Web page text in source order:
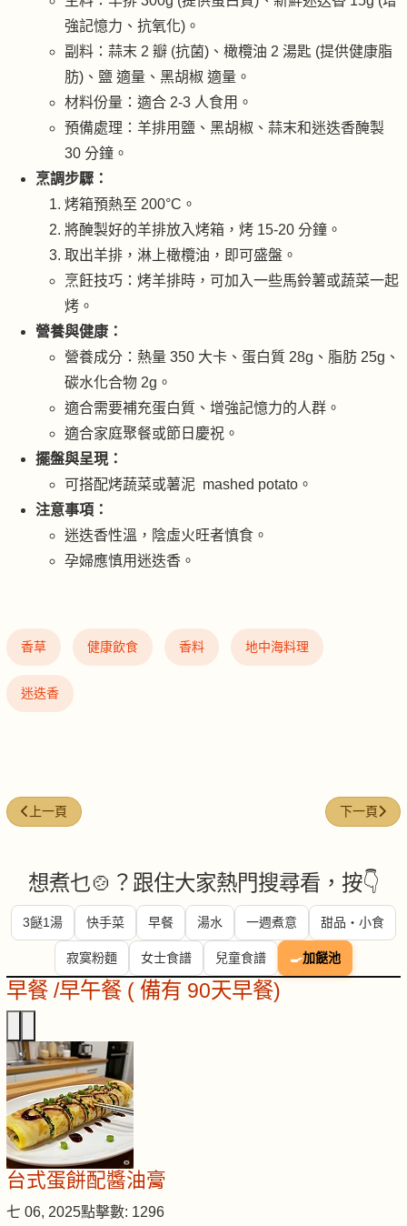
強記憶力、抗氧化)。
副料：蒜末 2 瓣 (抗菌)、橄欖油 2 湯匙 (提供健康脂
肪)、鹽 適量、黑胡椒 適量。
材料份量：適合 2-3 人食用。
預備處理：羊排用鹽、黑胡椒、蒜末和迷迭香醃製
30 分鐘。
烹調步驟：
烤箱預熱至 200°C。
將醃製好的羊排放入烤箱，烤 15-20 分鐘。
取出羊排，淋上橄欖油，即可盛盤。
烹飪技巧：烤羊排時，可加入一些馬鈴薯或蔬菜一起
烤。
營養與健康：
營養成分：熱量 350 大卡、蛋白質 28g、脂肪 25g、
碳水化合物 2g。
適合需要補充蛋白質、增強記憶力的人群。
適合家庭聚餐或節日慶祝。
擺盤與呈現：
可搭配烤蔬菜或薯泥 mashed potato。
注意事項：
迷迭香性溫，陰虛火旺者慎食。
孕婦應慎用迷迭香。
香草 健康飲食 香料 地中海料理
迷迭香
上一篇文章: 歐芹 (Parsley)：餐桌上的綠色點綴
上一頁 下一篇文章
下一頁
想煮乜🍲？跟住大家熱門搜尋看，按👇
3餸1湯 快手菜 早餐 湯水 一週煮意 甜品・小食
寂寞粉麵 女士食譜 兒童食譜 🍳加餸池
早餐 /早午餐 ( 備有 90天早餐)
台式蛋餅配醬油膏
七 06, 2025點擊數: 1296